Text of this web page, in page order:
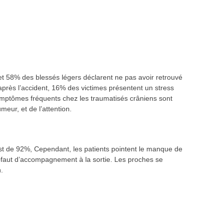
58% des blessés légers déclarent ne pas avoir retrouvé
l’accident, 16% des victimes présentent un stress
fréquents chez les traumatisés crâniens sont
et de l’attention.
de 92%, Cependant, les patients pointent le manque de
d’accompagnement à la sortie. Les proches se